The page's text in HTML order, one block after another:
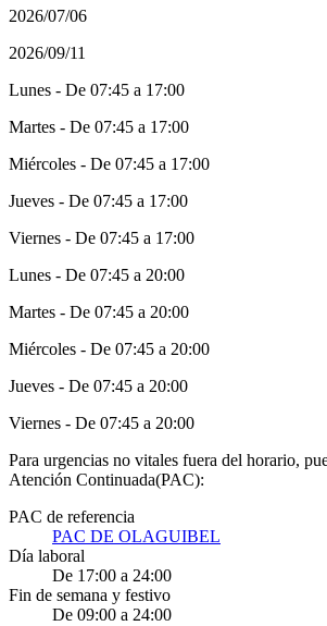
2026/07/06
2026/09/11
Lunes - De 07:45 a 17:00
Martes - De 07:45 a 17:00
Miércoles - De 07:45 a 17:00
Jueves - De 07:45 a 17:00
Viernes - De 07:45 a 17:00
Lunes - De 07:45 a 20:00
Martes - De 07:45 a 20:00
Miércoles - De 07:45 a 20:00
Jueves - De 07:45 a 20:00
Viernes - De 07:45 a 20:00
Para urgencias no vitales fuera del horario,
Atención Continuada(PAC):
PAC de referencia
PAC DE OLAGUIBEL
Día laboral
De 17:00 a 24:00
Fin de semana y festivo
De 09:00 a 24:00